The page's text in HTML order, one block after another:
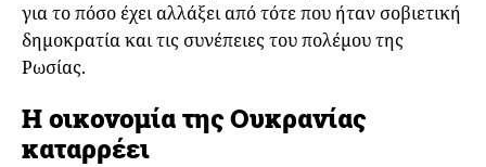
για το πόσο έχει αλλάξει από τότε που ήταν σοβιετική
δημοκρατία και τις συνέπειες του πολέμου της
Ρωσίας.
Η οικονομία της Ουκρανίας
καταρρέει